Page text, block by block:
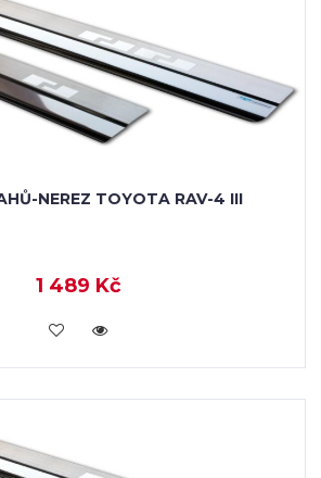
NEREZ TOYOTA RAV-4 III
1 489 Kč
KOUPIT